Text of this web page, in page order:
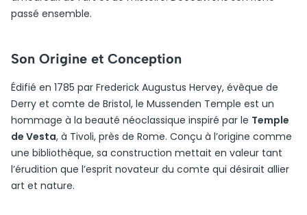
passé ensemble.
Son Origine et Conception
Édifié en 1785 par Frederick Augustus Hervey, évêque de
Derry et comte de Bristol, le Mussenden Temple est un
hommage à la beauté néoclassique inspiré par le Temple
de Vesta, à Tivoli, près de Rome. Conçu à l’origine comme
une bibliothèque, sa construction mettait en valeur tant
l’érudition que l’esprit novateur du comte qui désirait allier
art et nature.